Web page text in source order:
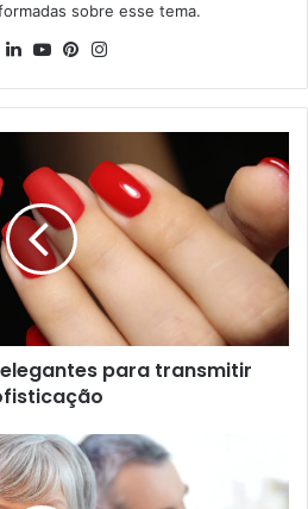
sobre esse tema.
Facebook
Linkedin
YouTubePinterest
para transmitir